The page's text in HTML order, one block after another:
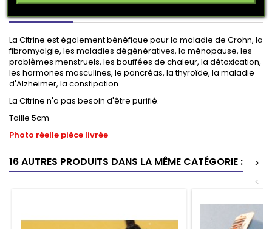
La Citrine est également bénéfique pour la maladie de Crohn, la
fibromyalgie, les maladies dégénératives, la ménopause, les
problèmes menstruels, les bouffées de chaleur, la détoxication,
les hormones masculines, le pancréas, la thyroïde, la maladie
d'Alzheimer, la constipation.
La Citrine n'a pas besoin d'être purifié.
Taille 5cm
Photo réelle pièce livrée
16 AUTRES PRODUITS DANS LA MÊME CATÉGORIE :
>
<